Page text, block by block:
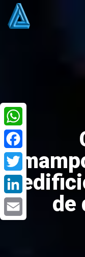
de
WhatsApp
Facebook
Twitter
LinkedIn